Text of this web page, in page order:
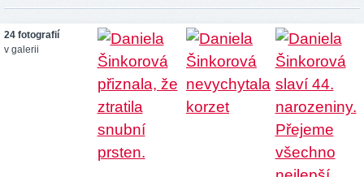
24 fotografií
v galerii